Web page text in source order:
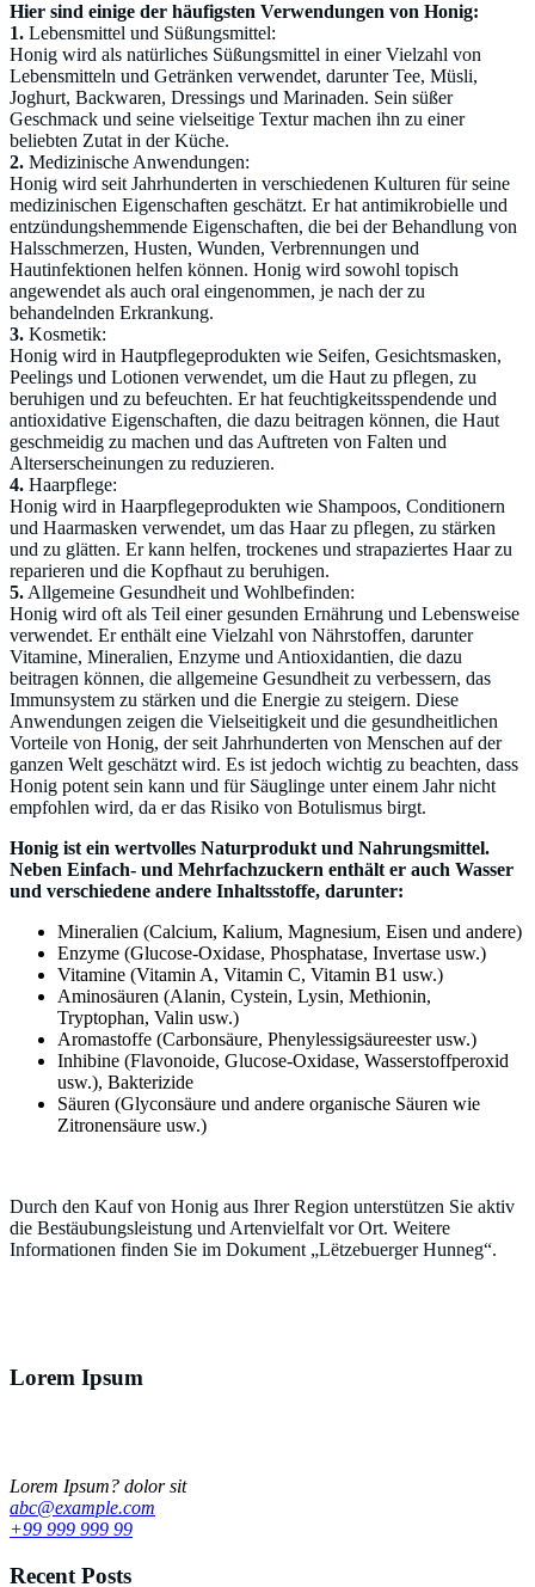
Hier sind einige der häufigsten Verwendungen von Honig:
1. Lebensmittel und Süßungsmittel:
Honig wird als natürliches Süßungsmittel in einer Vielzahl von
Lebensmitteln und Getränken verwendet, darunter Tee, Müsli,
Joghurt, Backwaren, Dressings und Marinaden. Sein süßer
Geschmack und seine vielseitige Textur machen ihn zu einer
beliebten Zutat in der Küche.
2. Medizinische Anwendungen:
Honig wird seit Jahrhunderten in verschiedenen Kulturen für seine
medizinischen Eigenschaften geschätzt. Er hat antimikrobielle und
entzündungshemmende Eigenschaften, die bei der Behandlung von
Halsschmerzen, Husten, Wunden, Verbrennungen und
Hautinfektionen helfen können. Honig wird sowohl topisch
angewendet als auch oral eingenommen, je nach der zu
behandelnden Erkrankung.
3. Kosmetik:
Honig wird in Hautpflegeprodukten wie Seifen, Gesichtsmasken,
Peelings und Lotionen verwendet, um die Haut zu pflegen, zu
beruhigen und zu befeuchten. Er hat feuchtigkeitsspendende und
antioxidative Eigenschaften, die dazu beitragen können, die Haut
geschmeidig zu machen und das Auftreten von Falten und
Alterserscheinungen zu reduzieren.
4. Haarpflege:
Honig wird in Haarpflegeprodukten wie Shampoos, Conditionern
und Haarmasken verwendet, um das Haar zu pflegen, zu stärken
und zu glätten. Er kann helfen, trockenes und strapaziertes Haar zu
reparieren und die Kopfhaut zu beruhigen.
5.Allgemeine Gesundheit und Wohlbefinden:
Honig wird oft als Teil einer gesunden Ernährung und Lebensweise
verwendet. Er enthält eine Vielzahl von Nährstoffen, darunter
Vitamine, Mineralien, Enzyme und Antioxidantien, die dazu
beitragen können, die allgemeine Gesundheit zu verbessern, das
Immunsystem zu stärken und die Energie zu steigern. Diese
Anwendungen zeigen die Vielseitigkeit und die gesundheitlichen
Vorteile von Honig, der seit Jahrhunderten von Menschen auf der
ganzen Welt geschätzt wird. Es ist jedoch wichtig zu beachten, dass
Honig potent sein kann und für Säuglinge unter einem Jahr nicht
empfohlen wird, da er das Risiko von Botulismus birgt.
Honig ist ein wertvolles Naturprodukt und Nahrungsmittel.
Neben Einfach- und Mehrfachzuckern enthält er auch Wasser
und verschiedene andere Inhaltsstoffe, darunter:
Mineralien (Calcium, Kalium, Magnesium, Eisen und andere)
Enzyme (Glucose-Oxidase, Phosphatase, Invertase usw.)
Vitamine (Vitamin A, Vitamin C, Vitamin B1 usw.)
Aminosäuren (Alanin, Cystein, Lysin, Methionin,
Tryptophan, Valin usw.)
Aromastoffe (Carbonsäure, Phenylessigsäureester usw.)
Inhibine (Flavonoide, Glucose-Oxidase, Wasserstoffperoxid
usw.), Bakterizide
Säuren (Glyconsäure und andere organische Säuren wie
Zitronensäure usw.)
Durch den Kauf von Honig aus Ihrer Region unterstützen Sie aktiv
die Bestäubungsleistung und Artenvielfalt vor Ort. Weitere
Informationen finden Sie im Dokument „Lëtzebuerger Hunneg“.
Lorem Ipsum
Lorem Ipsum? dolor sit
abc@example.com
+99 999 999 99
Recent Posts